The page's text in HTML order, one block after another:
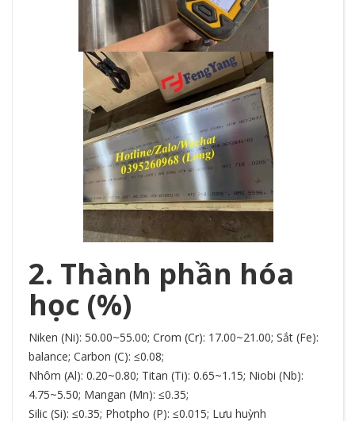
2. Thành phần hóa
học (%)
Niken (Ni): 50.00~55.00; Crom (Cr): 17.00~21.00; Sắt (Fe):
balance; Carbon (C): ≤0.08;
Nhôm (Al): 0.20~0.80; Titan (Ti): 0.65~1.15; Niobi (Nb):
4.75~5.50; Mangan (Mn): ≤0.35;
Silic (Si): ≤0.35; Photpho (P): ≤0.015; Lưu huỳnh